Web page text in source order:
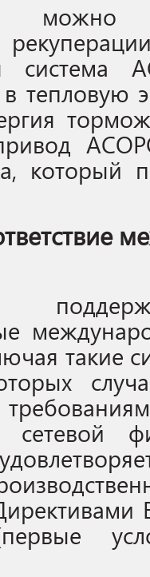
можно
система
тепловую
который
такие
сетевой